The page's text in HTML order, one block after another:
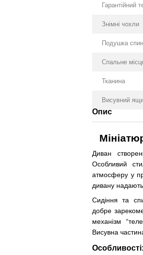
Гарантійний
Знімні чохли
Подушка
Спальне
Тканина
Висувний
Опис
Диван
Особливий
атмосферу у
дивану надають
Сидіння та
добре
механізм
Висувна
Особливості: